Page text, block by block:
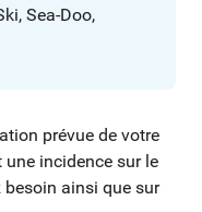
Sea-Doo,
prévue de votre
incidence sur le
ainsi que sur